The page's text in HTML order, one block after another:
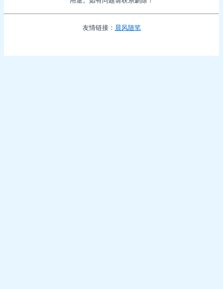
友情链接： 晨风随笔